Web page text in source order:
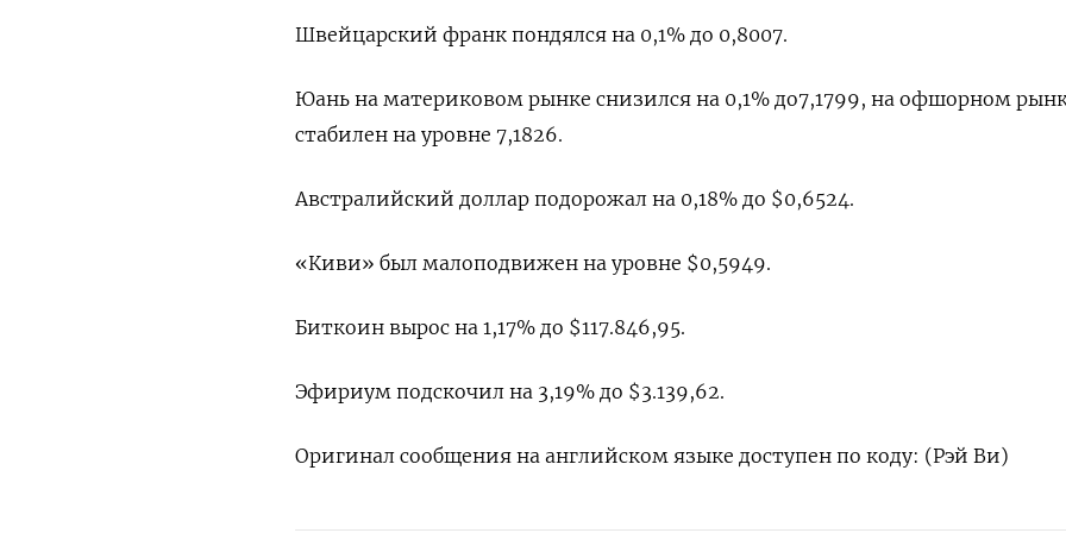
Швейцарский франк пондялся на 0,1% до 0,8007​.
Юань на материковом рынке снизился на 0,1% до​ 7,1799​, на офшорном
стабилен на уровне 7,1826.
Австралийский доллар подорожал на 0,18% до $0,6524​.
«Киви» был малоподвижен на уровне $0,5949​.
Биткоин вырос на 1,17% до $117.846,95.
Эфириум подскочил на 3,19% до $3.139,62.
Оригинал сообщения на английском языке доступен по коду: (Рэй Ви)